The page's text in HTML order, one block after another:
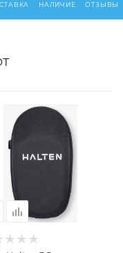
НАЛИЧИЕ ОТЗЫВЫ